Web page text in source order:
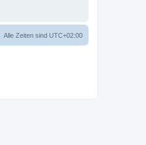
Alle Zeiten sind UTC+02:00